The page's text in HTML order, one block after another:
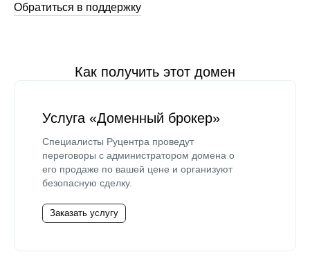
Обратиться в поддержку
Как получить этот домен
Услуга «Доменный брокер»
Специалисты Руцентра проведут
переговоры с администратором домена о
его продаже по вашей цене и организуют
безопасную сделку.
Заказать услугу